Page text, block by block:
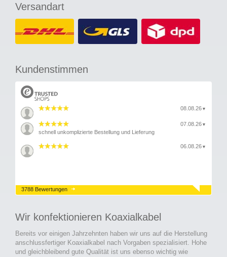
Versandart
Kundenstimmen
08.08.26 ▼
07.08.26 ▼
schnell unkomplizierte Bestellung und Lieferung
06.08.26 ▼
3788 Bewertungen
Wir konfektionieren Koaxialkabel
Bereits vor einigen Jahrzehnten haben wir uns auf die Herstellung
anschlussfertiger Koaxialkabel nach Vorgaben spezialisiert. Hohe
und gleichbleibend gute Qualität ist uns ebenso wichtig wie